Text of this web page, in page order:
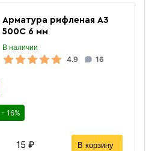
Арматура рифленая А3
500С 6 мм
В наличии
4.9 16
- 16%
15 ₽ В корзину